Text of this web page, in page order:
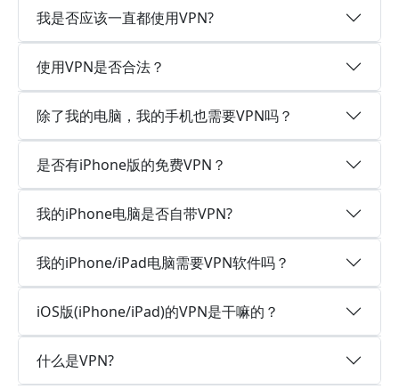
我是否应该一直都使用VPN?
使用VPN是否合法？
除了我的电脑，我的手机也需要VPN吗？
是否有iPhone版的免费VPN？
我的iPhone电脑是否自带VPN?
我的iPhone/iPad电脑需要VPN软件吗？
iOS版(iPhone/iPad)的VPN是干嘛的？
什么是VPN?